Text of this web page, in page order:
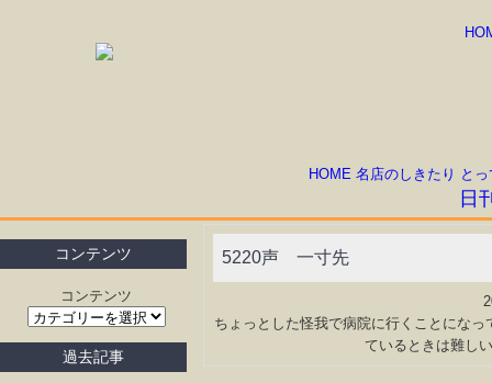
HOME 名店のしきたり と
日
コンテンツ
コンテンツ
過去記事
5220声 一寸先
ちょっとした怪我で病院に行くことにな
ているときは難し